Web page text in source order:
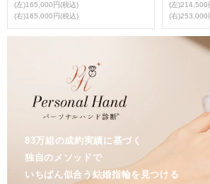
(左)165,000円(税込)
(右)165,000円(税込)
(左)214,500
(右)253,000
83万組の成約実績に基づく
独自のメソッドで
いちばん似合う結婚指輪を見つける